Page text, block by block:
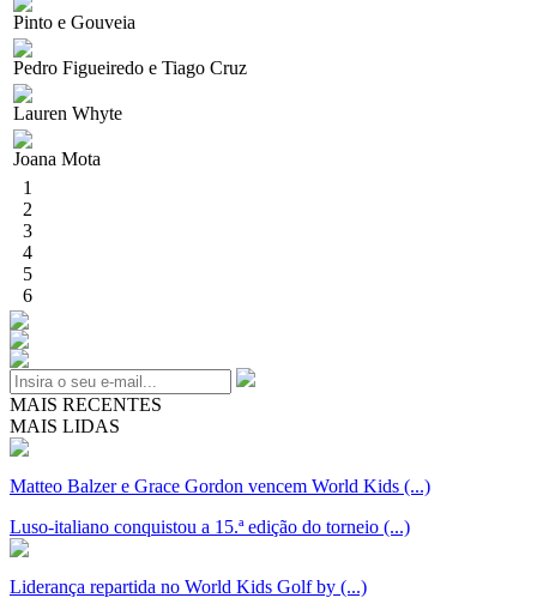
Pinto e Gouveia
Pedro Figueiredo e Tiago Cruz
Lauren Whyte
Joana Mota
1
2
3
4
5
6
MAIS RECENTES
MAIS LIDAS
Matteo Balzer e Grace Gordon vencem World Kids (...)
Luso-italiano conquistou a 15.ª edição do torneio (...)
Liderança repartida no World Kids Golf by (...)